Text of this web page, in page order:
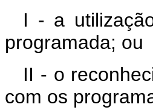
I - a
programada; ou
II - o
com os